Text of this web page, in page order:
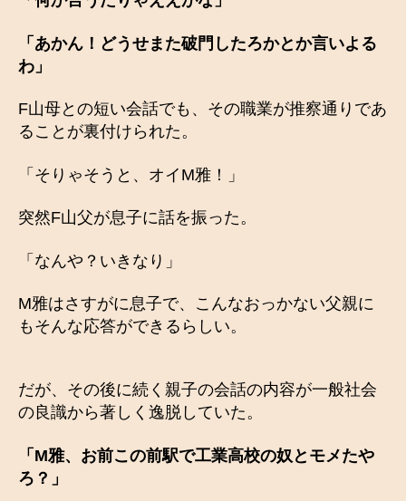
「あかん！どうせまた破門したろかとか言いよる
わ」
F山母との短い会話でも、その職業が推察通りであ
ることが裏付けられた。
「そりゃそうと、オイM雅！」
突然F山父が息子に話を振った。
「なんや？いきなり」
M雅はさすがに息子で、こんなおっかない父親に
もそんな応答ができるらしい。
だが、その後に続く親子の会話の内容が一般社会
の良識から著しく逸脱していた。
「 M雅、お前この前駅で工業高校の奴とモメたや
ろ？」